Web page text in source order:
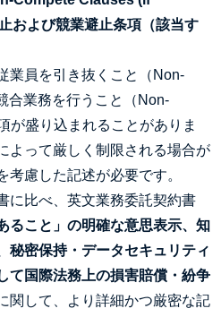
および競業避止条項（該当す
業員を引き抜くこと（Non-
合業務を行うこと（Non-
が盛り込まれることがありま
よって厳しく制限される場合が
考慮した記述が必要です。
に比べ、英文業務委託契約書
ること」の明確な意思表示、知
秘密保持・データセキュリティ
て国際法務上の損害賠償・紛争
関して、より詳細かつ厳密な記